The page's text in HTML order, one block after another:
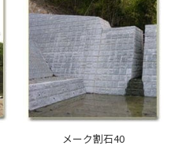
メーク割石40